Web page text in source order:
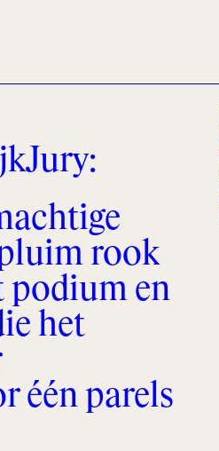
rook
podium en
het
één parels